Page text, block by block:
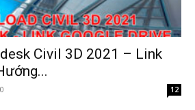
Civil 3D 2021 – Link
12